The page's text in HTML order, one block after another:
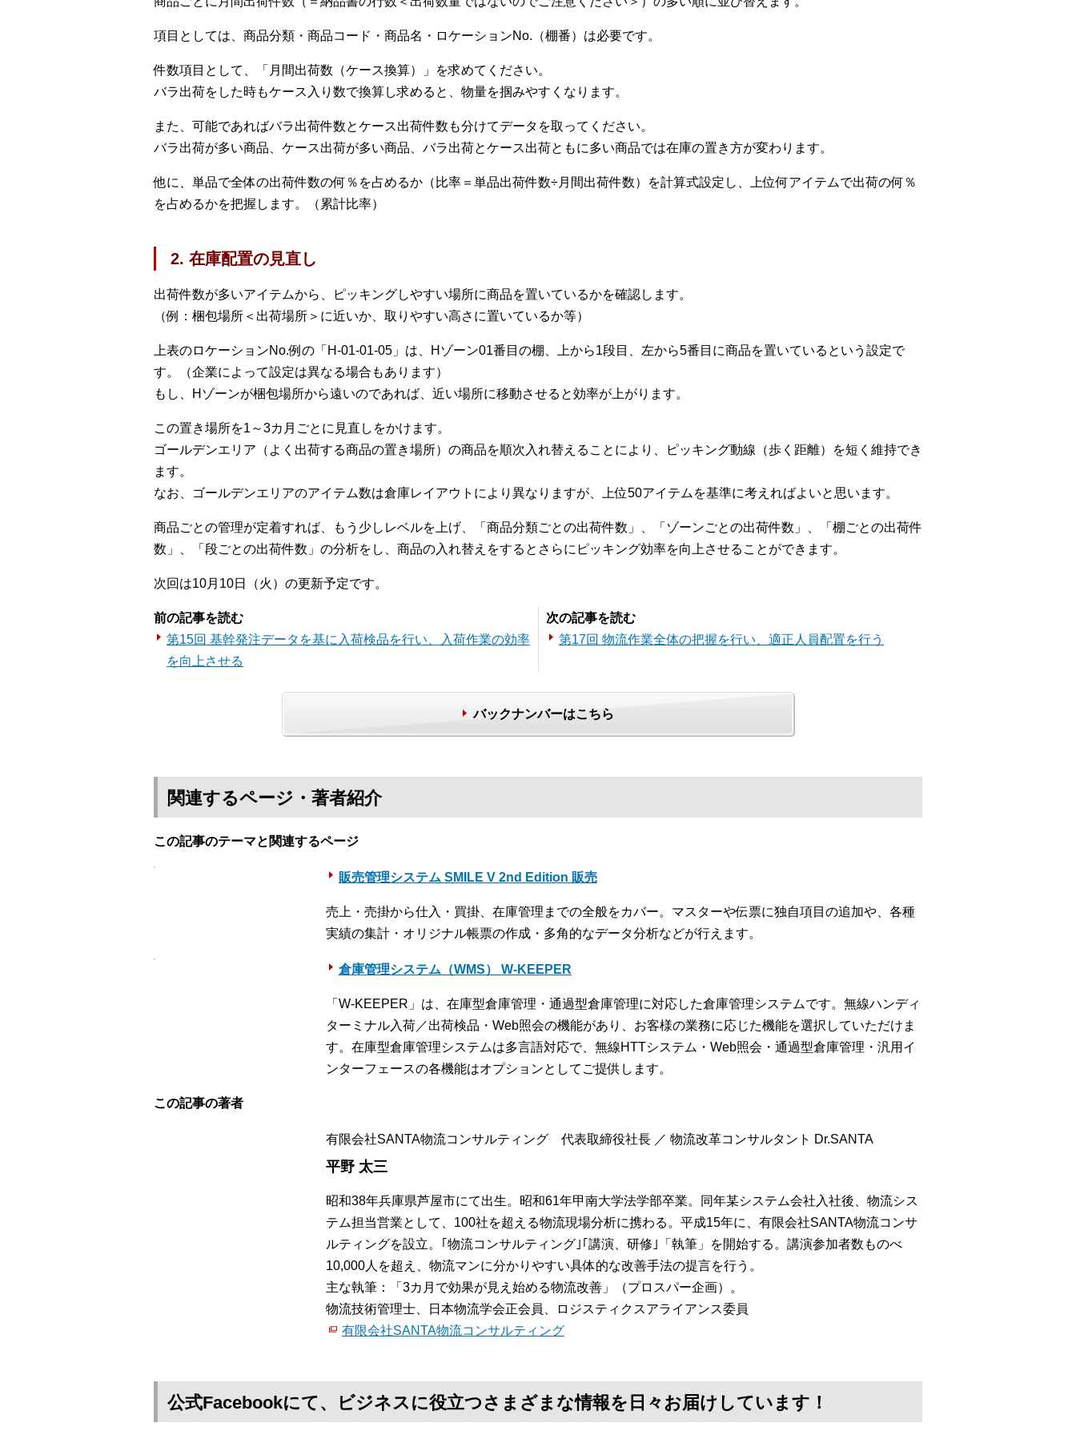
項目としては、商品分類・商品コード・商品名・ロケーションNo.（棚番）は必要です。
件数項目として、「月間出荷数（ケース換算）」を求めてください。
バラ出荷をした時もケース入り数で換算し求めると、物量を掴みやすくなります。
また、可能であればバラ出荷件数とケース出荷件数も分けてデータを取ってください。
バラ出荷が多い商品、ケース出荷が多い商品、バラ出荷とケース出荷ともに多い商品では在庫の置き方が変わります。
他に、単品で全体の出荷件数の何％を占めるか（比率＝単品出荷件数÷月間出荷件数）を計算式設定し、上位何アイテムで出荷の何％
を占めるかを把握します。（累計比率）
2. 在庫配置の見直し
出荷件数が多いアイテムから、ピッキングしやすい場所に商品を置いているかを確認します。
（例：梱包場所＜出荷場所＞に近いか、取りやすい高さに置いているか等）
上表のロケーションNo.例の「H-01-01-05」は、Hゾーン01番目の棚、上から1段目、左から5番目に商品を置いているという設定で
す。（企業によって設定は異なる場合もあります）
もし、Hゾーンが梱包場所から遠いのであれば、近い場所に移動させると効率が上がります。
この置き場所を1～3カ月ごとに見直しをかけます。
ゴールデンエリア（よく出荷する商品の置き場所）の商品を順次入れ替えることにより、ピッキング動線（歩く距離）を短く維持でき
ます。
なお、ゴールデンエリアのアイテム数は倉庫レイアウトにより異なりますが、上位50アイテムを基準に考えればよいと思います。
商品ごとの管理が定着すれば、もう少しレベルを上げ、「商品分類ごとの出荷件数」、「ゾーンごとの出荷件数」、「棚ごとの出荷件
数」、「段ごとの出荷件数」の分析をし、商品の入れ替えをするとさらにピッキング効率を向上させることができます。
次回は10月10日（火）の更新予定です。
前の記事を読む
第15回 基幹発注データを基に入荷検品を行い、入荷作業の効率
を向上させる
次の記事を読む
第17回 物流作業全体の把握を行い、適正人員配置を行う
バックナンバーはこちら
関連するページ・著者紹介
この記事のテーマと関連するページ
販売管理システム SMILE V 2nd Edition 販売
売上・売掛から仕入・買掛、在庫管理までの全般をカバー。マスターや伝票に独自項目の追加や、各種
実績の集計・オリジナル帳票の作成・多角的なデータ分析などが行えます。
倉庫管理システム（WMS） W-KEEPER
「W-KEEPER」は、在庫型倉庫管理・通過型倉庫管理に対応した倉庫管理システムです。無線ハンディ
ターミナル入荷／出荷検品・Web照会の機能があり、お客様の業務に応じた機能を選択していただけま
す。在庫型倉庫管理システムは多言語対応で、無線HTTシステム・Web照会・通過型倉庫管理・汎用イ
ンターフェースの各機能はオプションとしてご提供します。
この記事の著者
有限会社SANTA物流コンサルティング 代表取締役社長 ／ 物流改革コンサルタント Dr.SANTA
平野 太三
昭和38年兵庫県芦屋市にて出生。昭和61年甲南大学法学部卒業。同年某システム会社入社後、物流シス
テム担当営業として、100社を超える物流現場分析に携わる。平成15年に、有限会社SANTA物流コンサ
ルティングを設立。｢物流コンサルティング｣｢講演、研修｣「執筆」を開始する。講演参加者数ものべ
10,000人を超え、物流マンに分かりやすい具体的な改善手法の提言を行う。
主な執筆：「3カ月で効果が見え始める物流改善」（プロスパー企画）。
物流技術管理士、日本物流学会正会員、ロジスティクスアライアンス委員
有限会社SANTA物流コンサルティング
公式Facebookにて、ビジネスに役立つさまざまな情報を日々お届けしています！